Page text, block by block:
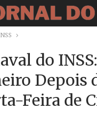
do
Depois
Feira de